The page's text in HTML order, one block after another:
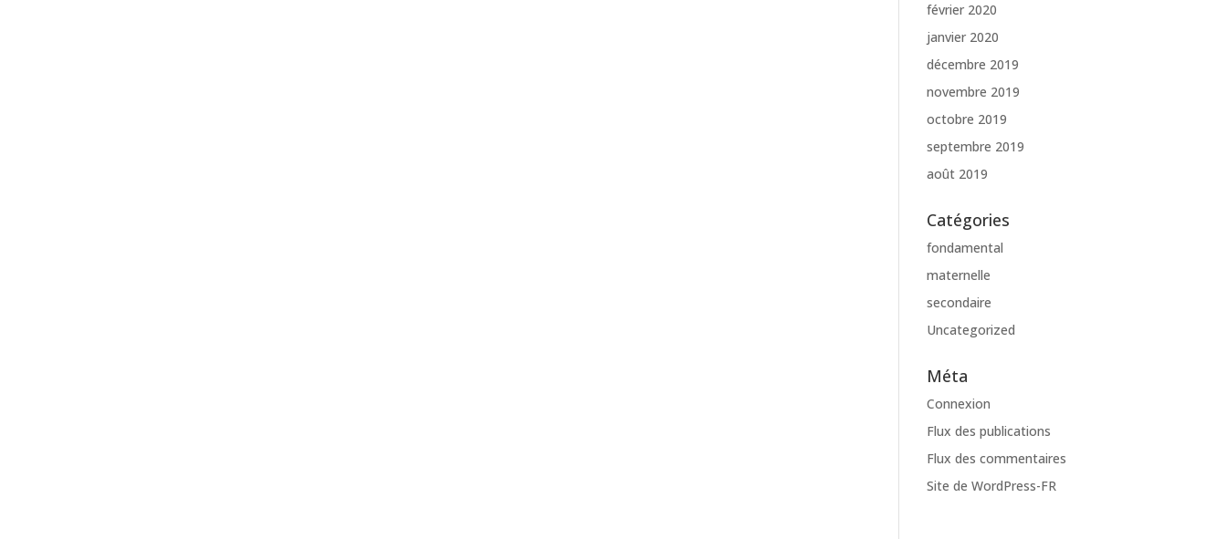
février 2020
janvier 2020
décembre 2019
novembre 2019
octobre 2019
septembre 2019
août 2019
Catégories
fondamental
maternelle
secondaire
Uncategorized
Méta
Connexion
Flux des publications
Flux des commentaires
Site de WordPress-FR